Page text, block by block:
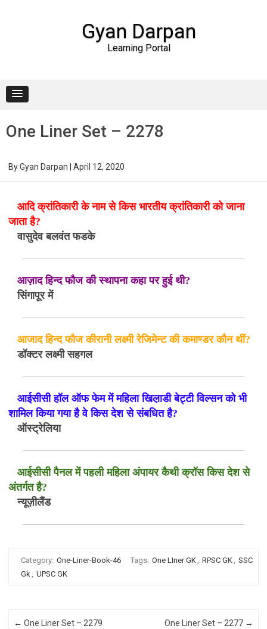
Gyan Darpan
Learning Portal
One Liner Set – 2278
ByGyan Darpan April 12, 2020
आदि क्रांतिकारी के नाम से किस भारतीय क्रांतिकारी को जाना
जाता है?
वासुदेव बलवंत फडके
आज़ाद हिन्द फौज की स्थापना कहा पर हुई थी?
सिंगापूर में
आजाद हिन्द फौज कीरानी लक्ष्मी रेजिमेन्ट की कमाण्डर कौन थीं?
डॉक्टर लक्ष्मी सहगल
आईसीसी हॉल ऑफ फेम में महिला खिल़ाडी बेट्टी विल्सन को भी
शामिल किया गया है वे किस देश से संबधित है?
ऑस्ट्रेलिया
आईसीसी पैनल में पहली महिला अंपायर कैथी क्रॉस किस देश से
अंतर्गत है?
न्यूज़ीलैंड
Category: One-Liner-Book-46 Tags: One LIner GK, RPSC GK, SSC
Gk, UPSC GK
Post navigation
← One Liner Set – 2279 One Liner Set – 2277 →